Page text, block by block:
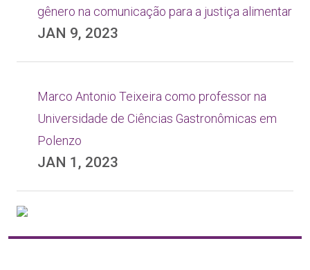
gênero na comunicação para a justiça alimentar
JAN 9, 2023
Marco Antonio Teixeira como professor na
Universidade de Ciências Gastronômicas em
Polenzo
JAN 1, 2023